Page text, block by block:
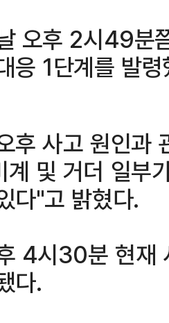
오후 2시49분
응 1단계를 발
후 사고 원인과
계 및 거더 일부
다"고 밝혔다.
4시30분 현재
다.